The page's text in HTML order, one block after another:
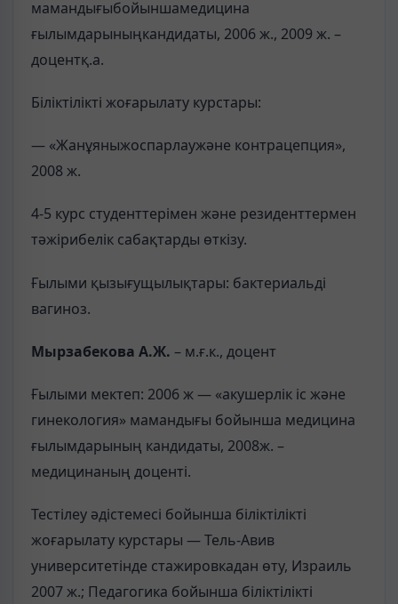
мамандығыбойыншамедицина
ғылымдарыныңкандидаты, 2006 ж., 2009 ж. –
доцентқ.а.
Біліктілікті жоғарылату курстары:
— «Жанұяныжоспарлаужәне контрацепция»,
2008 ж.
4-5 курс студенттерімен және резиденттермен
тәжірибелік сабақтарды өткізу.
Ғылыми қызығущылықтары: бактериальді
вагиноз.
Мырзабекова А.Ж. – м.ғ.к., доцент
Ғылыми мектеп: 2006 ж — «акушерлік іс және
гинекология» мамандығы бойынша медицина
ғылымдарының кандидаты, 2008ж. –
медицинаның доценті.
Тестілеу әдістемесі бойынша біліктілікті
жоғарылату курстары — Тель-Авив
университетінде стажировкадан өту, Израиль
2007 ж.; Педагогика бойынша біліктілікті